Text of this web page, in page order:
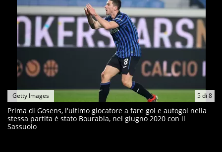
5di 8
Getty Images
Prima di Gosens, l'ultimo giocatore a fare gol e autogol nella
stessa partita è stato Bourabia, nel giugno 2020 con il
Sassuolo